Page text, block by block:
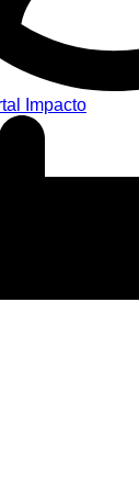
Impacto